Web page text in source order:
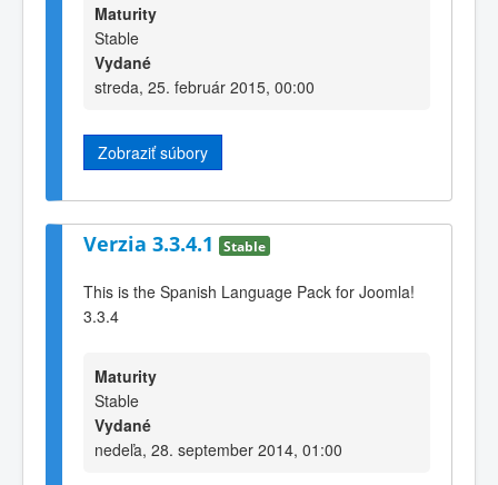
Maturity
Stable
Vydané
streda, 25. február 2015, 00:00
Zobraziť súbory
Verzia 3.3.4.1 Stable
This is the Spanish Language Pack for Joomla!
3.3.4
Maturity
Stable
Vydané
nedeľa, 28. september 2014, 01:00